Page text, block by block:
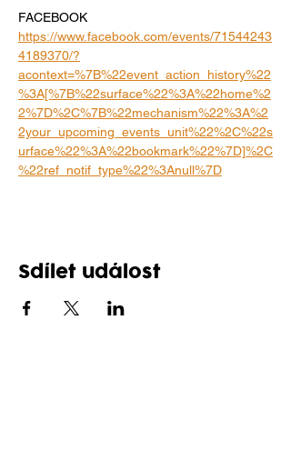
FACEBOOK
https://www.facebook.com/events/71544243
4189370/?
acontext=%7B%22event_action_history%22
%3A[%7B%22surface%22%3A%22home%2
2%7D%2C%7B%22mechanism%22%3A%2
2your_upcoming_events_unit%22%2C%22s
urface%22%3A%22bookmark%22%7D]%2C
%22ref_notif_type%22%3Anull%7D
Sdílet událost